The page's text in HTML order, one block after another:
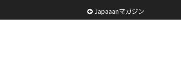
Japaaanマガジン